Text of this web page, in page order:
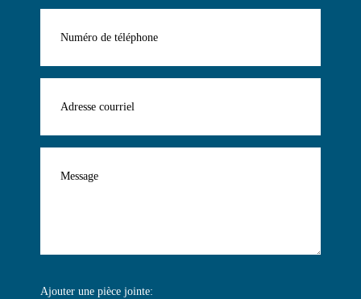
Ajouter une pièce jointe: